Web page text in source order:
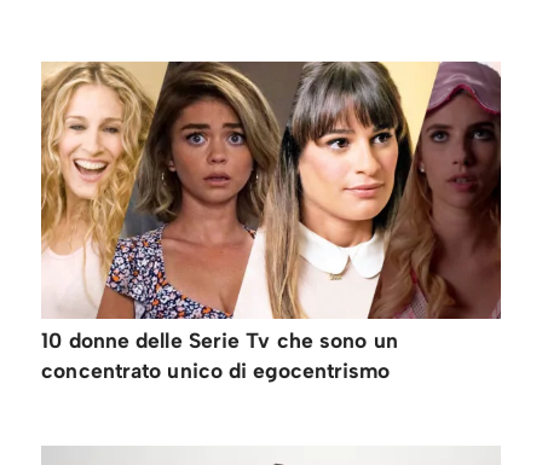
10 donne delle Serie Tv che sono un
concentrato unico di egocentrismo